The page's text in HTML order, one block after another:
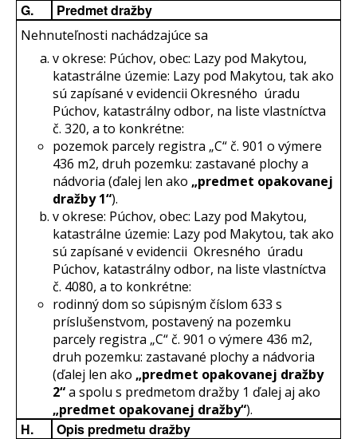
G. Predmet dražby
Nehnuteľnosti nachádzajúce sa
v okrese: Púchov, obec: Lazy pod Makytou,
katastrálne územie: Lazy pod Makytou, tak ako
sú zapísané v evidencii Okresného úradu
Púchov, katastrálny odbor, na liste vlastníctva
č. 320, a to konkrétne:
pozemok parcely registra „C“ č. 901 o výmere
436 m2, druh pozemku: zastavané plochy a
nádvoria (ďalej len ako „predmet opakovanej
dražby 1“).
v okrese: Púchov, obec: Lazy pod Makytou,
katastrálne územie: Lazy pod Makytou, tak ako
sú zapísané v evidencii Okresného úradu
Púchov, katastrálny odbor, na liste vlastníctva
č. 4080, a to konkrétne:
rodinný dom so súpisným číslom 633 s
príslušenstvom, postavený na pozemku
parcely registra „C“ č. 901 o výmere 436 m2,
druh pozemku: zastavané plochy a nádvoria
(ďalej len ako „predmet opakovanej dražby
2“a spolu s predmetom dražby 1 ďalej aj ako
„predmet opakovanej dražby“).
H. Opis predmetu dražby